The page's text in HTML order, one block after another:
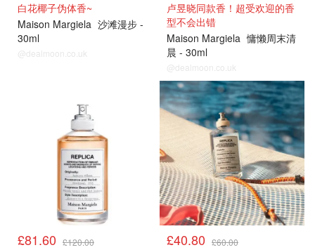
白花椰子伪体香~
Maison Margiela 沙滩漫步 -
30ml
@dealmoon.co.uk
卢昱晓同款香！超受欢迎的香
型不会出错
Maison Margiela 慵懒周末清
晨 - 30ml
@dealmoon.co.uk
£81.60 £120.00
热门
£40.80 £60.00